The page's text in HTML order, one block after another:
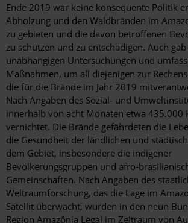
Ende 2019 war keine konsequente Politik
Abholzung und den Waldbränden im
zu gebieten und die davon betroffenen
zu schützen und zu entschädigen. Auch
unabhängigen Untersuchungen und
Maßnahmen, um all diejenigen zur
die für die Brände im Jahr 2019
Nach Angaben des Sozial- und
innerhalb von acht Monaten etwa 435.000
vernichtet. Die Brände gefährdeten die
die Gesundheit der ländlichen und
dem Gebiet, insbesondere die indigener
Bevölkerungsgruppen und afro-
Gemeinschaften. Nach Angaben des
Weltraumforschung, das die Lage im
Satellit überwacht, wurden in den neun
Region Amazônia Legal im Zeitraum von